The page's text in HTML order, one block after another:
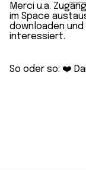
Merci u.a.
im Space
downloaden und
interessiert.
So oder so: ❤️